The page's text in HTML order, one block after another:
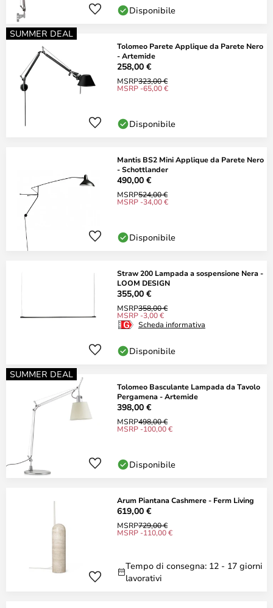
Disponibile
SUMMER DEAL
Tolomeo Parete Applique da Parete Nero
- Artemide
258,00 €
MSRP323,00 €
MSRP -65,00 €
Disponibile
Mantis BS2 Mini Applique da Parete Nero
- Schottlander
490,00 €
MSRP524,00 €
MSRP -34,00 €
Disponibile
Straw 200 Lampada a sospensione Nera -
LOOM DESIGN
355,00 €
MSRP358,00 €
MSRP -3,00 €
Scheda informativa
Disponibile
SUMMER DEAL
Tolomeo Basculante Lampada da Tavolo
Pergamena - Artemide
398,00 €
MSRP498,00 €
MSRP -100,00 €
Disponibile
Arum Piantana Cashmere - Ferm Living
619,00 €
MSRP729,00 €
MSRP -110,00 €
Tempo di consegna: 12 - 17 giorni
lavorativi